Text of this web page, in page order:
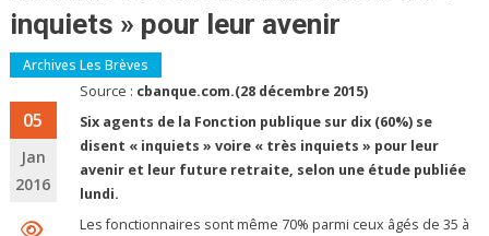
inquiets » pour leur avenir
Archives Les Brèves
05
Jan
2016
Source : cbanque.com.(28 décembre 2015)
Six agents de la Fonction publique sur dix (60%) se
disent « inquiets » voire « très inquiets » pour leur
avenir et leur future retraite, selon une étude publiée
lundi.
Les fonctionnaires sont même 70% parmi ceux âgés de 35 à